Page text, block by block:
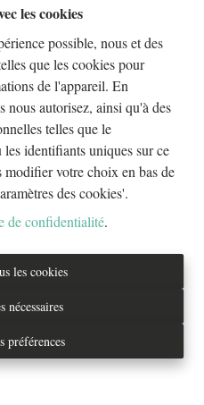
les cookies
possible, nous et des
que les cookies pour
de l'appareil. En
nous autorisez, ainsi qu'à des
telles que le
identifiants uniques sur ce
votre choix en bas de
des cookies'.
de confidentialité.
les cookies
nécessaires
préférences
n'existe plus
À Louer